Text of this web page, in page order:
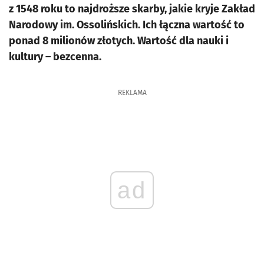
z 1548 roku to najdroższe skarby, jakie kryje Zakład
Narodowy im. Ossolińskich. Ich łączna wartość to
ponad 8 milionów złotych. Wartość dla nauki i
kultury – bezcenna.
REKLAMA
ad